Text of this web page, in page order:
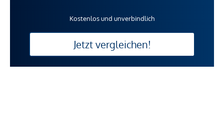
Kostenlos und unverbindlich
Jetzt vergleichen!